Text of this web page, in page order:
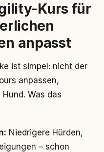
Kurs für
anpasst
ist simpel: nicht der
anpassen,
Was das
Niedrigere Hürden,
– schon